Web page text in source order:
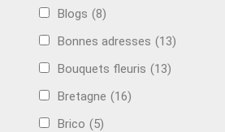
Blogs (8)
Bonnes adresses (13)
Bouquets fleuris (13)
Bretagne (16)
Brico (5)